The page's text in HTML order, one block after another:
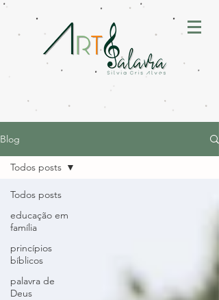
Blog
Todos posts
educação em
família
princípios
bíblicos
palavra de
Deus
Todos posts